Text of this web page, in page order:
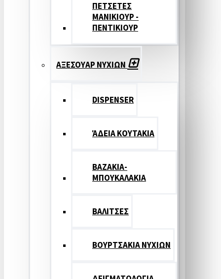
ΠΕΤΣΕΤΕΣ
ΜΑΝΙΚΙΟΥΡ -
ΠΕΝΤΙΚΙΟΥΡ
ΑΞΕΣΟΥΑΡ ΝΥΧΙΩΝ
DISPENSER
ΆΔΕΙΑ ΚΟΥΤΑΚΙΑ
ΒΑΖΑΚΙΑ-
ΜΠΟΥΚΑΛΑΚΙΑ
ΒΑΛΙΤΣΕΣ
ΒΟΥΡΤΣΑΚΙΑ ΝΥΧΙΩΝ